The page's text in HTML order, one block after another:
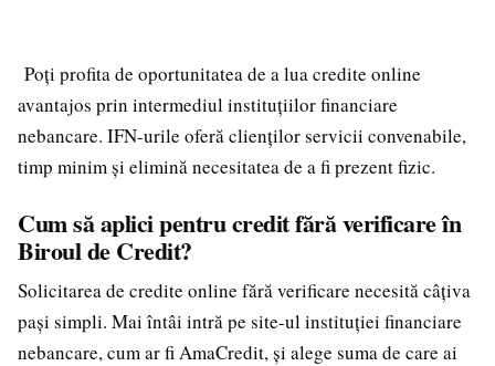
Poți profita de oportunitatea de a lua credite online
avantajos prin intermediul instituțiilor financiare
nebancare. IFN-urile oferă clienților servicii convenabile,
timp minim și elimină necesitatea de a fi prezent fizic.
Cum să aplici pentru credit fără verificare în
Biroul de Credit?
Solicitarea de credite online fără verificare necesită câțiva
pași simpli. Mai întâi intră pe site-ul instituției financiare
nebancare, cum ar fi AmaCredit, și alege suma de care ai